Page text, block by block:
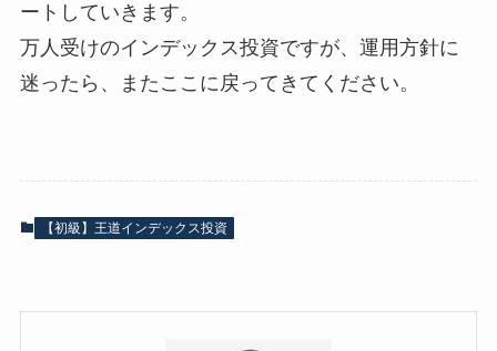
ートしていきます。
万人受けのインデックス投資ですが、運用方針に
迷ったら、またここに戻ってきてください。
【初級】王道インデックス投資